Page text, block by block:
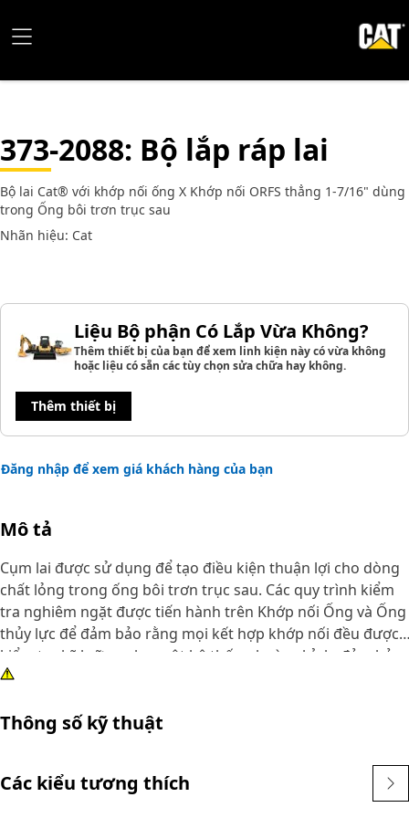
373-2088: Bộ lắp ráp lai
Bộ lai Cat® với khớp nối ống X Khớp nối ORFS thẳng 1-7/16" dùng
trong Ống bôi trơn trục sau
Nhãn hiệu: Cat
Liệu Bộ phận Có Lắp Vừa Không?
Thêm thiết bị của bạn để xem linh kiện này có vừa không
hoặc liệu có sẵn các tùy chọn sửa chữa hay không.
Thêm thiết bị
Đăng nhập để xem giá khách hàng của bạn
Mô tả
Cụm lai được sử dụng để tạo điều kiện thuận lợi cho dòng
chất lỏng trong ống bôi trơn trục sau. Các quy trình kiểm
tra nghiêm ngặt được tiến hành trên Khớp nối Ống và Ống
thủy lực để đảm bảo rằng mọi kết hợp khớp nối đều được
kiểm tra kỹ lưỡng như một hệ thống hoàn chỉnh, đảm bảo
sự vừa vặn an toàn ưu tiên độ an toàn và độ tin cậy. Việc
cong, chẳng hạn như tính chất nhẹ và linh hoạt của nó, với
Đặc điểm:
Thông số kỹ thuật
Các kiểu tương thích